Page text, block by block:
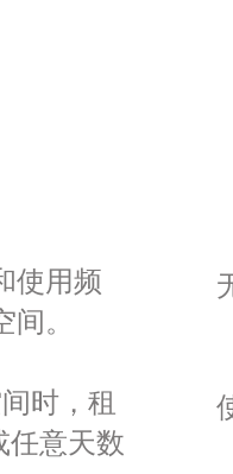
使用频
。
时，租
任意天数